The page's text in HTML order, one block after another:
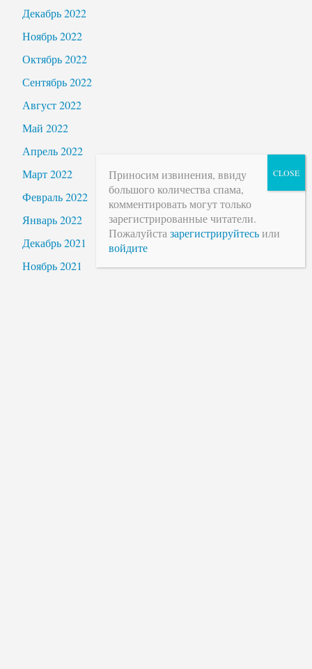
Декабрь 2022
Ноябрь 2022
Октябрь 2022
Сентябрь 2022
Август 2022
Май 2022
Апрель 2022
Март 2022
Февраль 2022
Январь 2022
Декабрь 2021
Ноябрь 2021
Приносим извинения, ввиду
большого количества спама,
комментировать могут только
зарегистрированные читатели.
Пожалуйста зарегистрируйтесьили
войдите